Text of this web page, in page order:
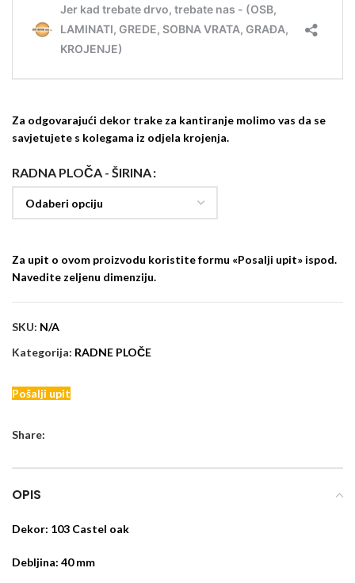
Za odgovarajući dekor trake za kantiranje molimo vas da se
savjetujete s kolegama iz odjela krojenja.
RADNA PLOČA - ŠIRINA
Za upit o ovom proizvodu koristite formu «Posalji upit» ispod.
Navedite zeljenu dimenziju.
SKU: N/A
Kategorija: RADNE PLOČE
Pošalji upit
Share:
OPIS
Dekor: 103 Castel oak
Debljina: 40 mm